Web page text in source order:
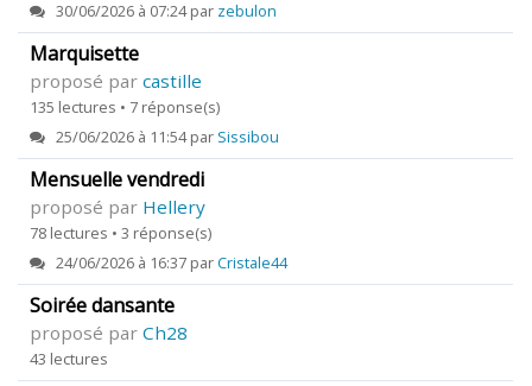
30/06/2026 à 07:24 par zebulon
Marquisette
proposé par castille
135 lectures • 7 réponse(s)
25/06/2026 à 11:54 par Sissibou
Mensuelle vendredi
proposé par Hellery
78 lectures • 3 réponse(s)
24/06/2026 à 16:37 parCristale44
Soirée dansante
proposé par Ch28
43 lectures